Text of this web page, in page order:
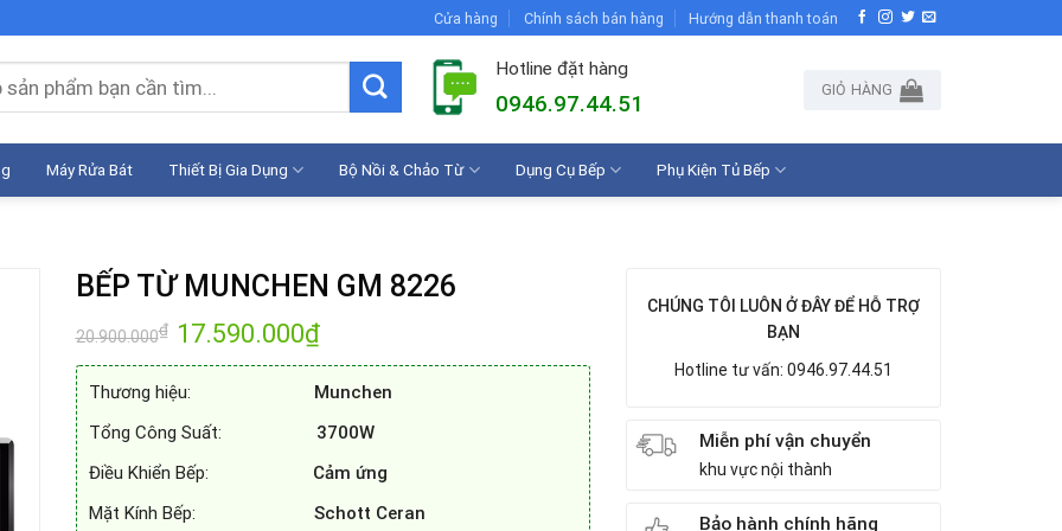
Cửa hàng Chính sách bán hàng Hướng dẫn thanh toán
Hotline đặt hàng
0946.97.44.51
GIỎ HÀNG
Máy Rửa Bát Thiết Bị Gia Dụng Bộ Nồi & Chảo Từ Dụng Cụ Bếp Phụ Kiện Tủ Bếp
BẾP TỪ MUNCHEN GM 8226
20.900.000₫ Giá
gốc
là:
17.590.000₫Giá
hiện
tại
17.590.000₫.
Thương hiệu:
Munchen
Tổng Công Suất:
3700W
Điều Khiển Bếp: Cảm ứng
Mặt Kính Bếp: Schott Ceran
CHÚNG TÔI LUÔN Ở ĐÂY ĐỂ HỖ TRỢ
BẠN
Hotline tư vấn: 0946.97.44.51
Miễn phí vận chuyển
khu vực nội thành
Bảo hành chính hãng